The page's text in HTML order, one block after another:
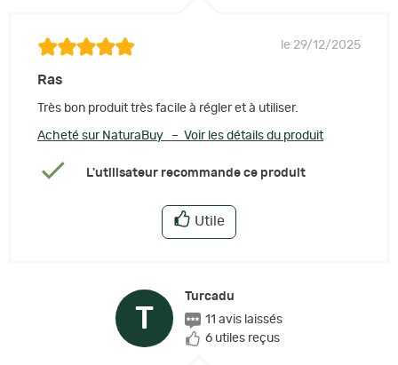
le 29/12/2025
Ras
Très bon produit très facile à régler et à utiliser.
Acheté sur NaturaBuy – Voir les détails du produit
L'utilisateur recommande ce produit
Utile
T
Turcadu
11 avis laissés
6 utiles reçus